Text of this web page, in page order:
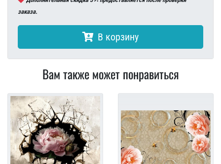
заказа.
В корзину
Вам также может понравиться